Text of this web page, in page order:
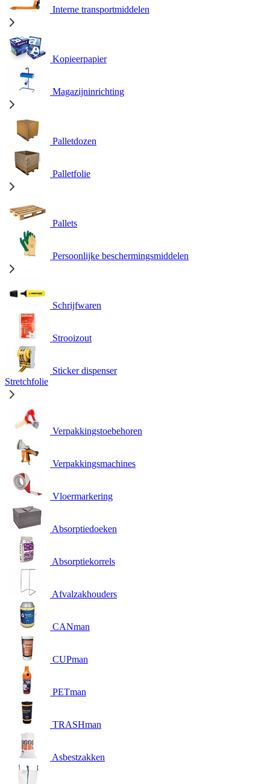
Interne transportmiddelen
Kopieerpapier
Magazijninrichting
Palletdozen
Palletfolie
Pallets
Persoonlijke beschermingsmiddelen
Schrijfwaren
Strooizout
Sticker dispenser
Stretchfolie
Verpakkingstoebehoren
Verpakkingsmachines
Vloermarkering
Absorptiedoeken
Absorptiekorrels
Afvalzakhouders
CANman
CUPman
PETman
TRASHman
Asbestzakken